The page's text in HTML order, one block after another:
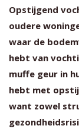
Opstijgend
oudere
waar de
hebt van
muffe geur in
hebt met
want zowel